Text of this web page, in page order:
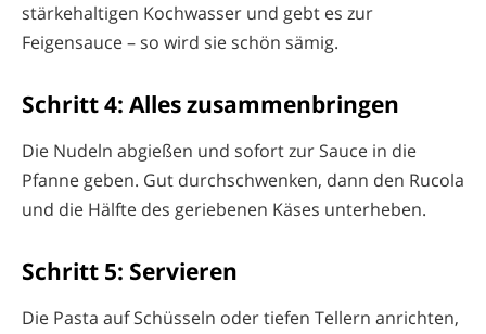
stärkehaltigen Kochwasser und gebt es zur
Feigensauce – so wird sie schön sämig.
Schritt 4: Alles zusammenbringen
Die Nudeln abgießen und sofort zur Sauce in die
Pfanne geben. Gut durchschwenken, dann den Rucola
und die Hälfte des geriebenen Käses unterheben.
Schritt 5: Servieren
Die Pasta auf Schüsseln oder tiefen Tellern anrichten,